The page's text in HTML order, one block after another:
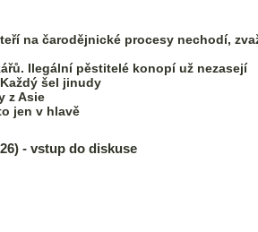
na čarodějnické procesy nechodí,
Ilegální pěstitelé konopí už nezasejí
šel jinudy
z Asie
jen v hlavě
- vstup do diskuse